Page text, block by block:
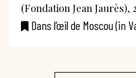
(Fondation Jean Jaurès),
Dans l’œil de Moscou (in